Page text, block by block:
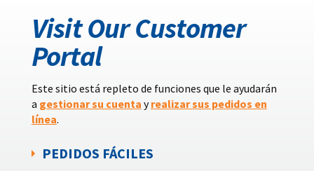
Visit Our Customer
Portal
Este sitio está repleto de funciones que le ayudarán
a gestionar su cuenta yrealizar sus pedidos en
línea.
PEDIDOS FÁCILES